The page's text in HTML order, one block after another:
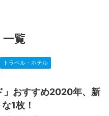
一覧
トラベル・ホテル
」おすすめ2020年、新
1枚！